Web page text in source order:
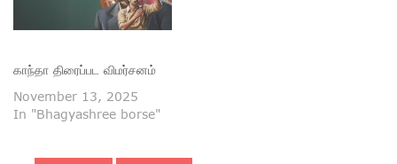
காந்தா திரைப்பட விமர்சனம்
November 13, 2025
In "Bhagyashree borse"